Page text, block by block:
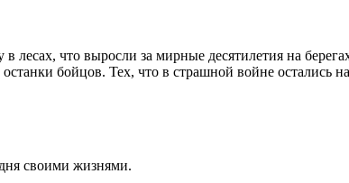
что выросли за мирные десятилетия на
бойцов. Тех, что в страшной войне остались
своими жизнями.